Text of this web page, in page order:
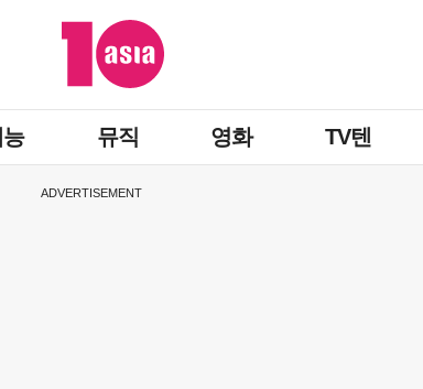
능 뮤직 영화 TV텐
ADVERTISEMENT